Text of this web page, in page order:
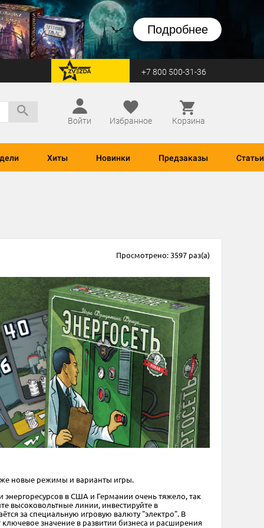
Подробнее
перейти на Zvezda +7 800 500-31-36
Войти
Избранное Корзина
Хиты Новинки Предзаказы Статьи
Просмотрено: 3597 раз(а)
новые режимы и варианты игры.
в США и Германии очень тяжело, так
высоковольтные линии, инвестируйте в
за специальную игровую валюту "электро". В
значение в развитии бизнеса и расширения